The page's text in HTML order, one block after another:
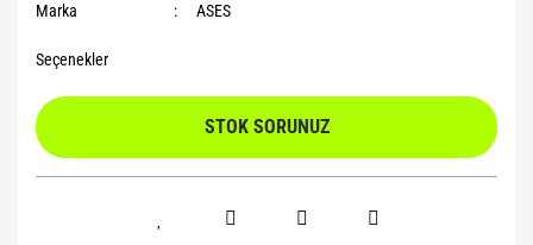
Marka
ASES
Seçenekler
STOK SORUNUZ